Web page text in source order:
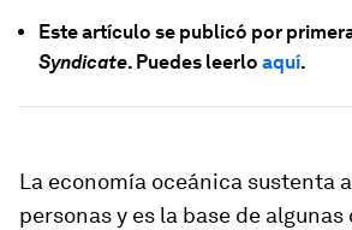
Este artículo se publicó por
Syndicate. Puedes leerlo aquí.
La economía oceánica sustenta
personas y es la base de